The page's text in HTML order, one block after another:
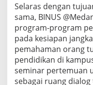
Selaras dengan
sama, BINUS
program-program
pada kesiapan
pemahaman orang
pendidikan di
seminar pertemuan
sebagai ruang